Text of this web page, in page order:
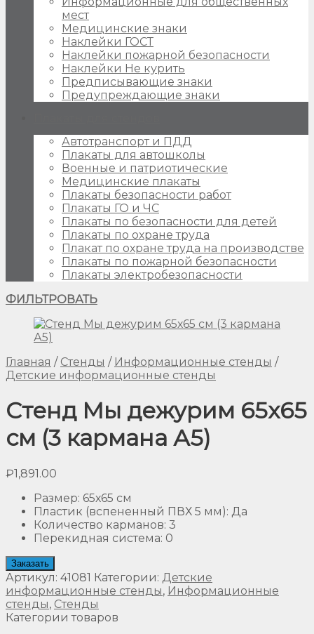
мест
Медицинские знаки
Наклейки ГОСТ
Наклейки пожарной безопасности
Наклейки Не курить
Предписывающие знаки
Предупреждающие знаки
Автотранспорт и ПДД
Плакаты для автошколы
Военные и патриотические
Медицинские плакаты
Плакаты безопасности работ
Плакаты ГО и ЧС
Плакаты по безопасности для детей
Плакаты по охране труда
Плакат по охране труда на производстве
Плакаты по пожарной безопасности
Плакаты электробезопасности
ФИЛЬТРОВАТЬ
Главная / Стенды / Информационные стенды /
Детские информационные стенды
Стенд Мы дежурим 65х65
см (3 кармана А5)
₽1,891.00
Размер: 65х65 см
Пластик (вспененный ПВХ 5 мм): Да
Количество карманов: 3
Перекидная система: 0
Заказать
Артикул: 41081 Категории: Детские
информационные стенды, Информационные
стенды, Стенды
Категории товаров